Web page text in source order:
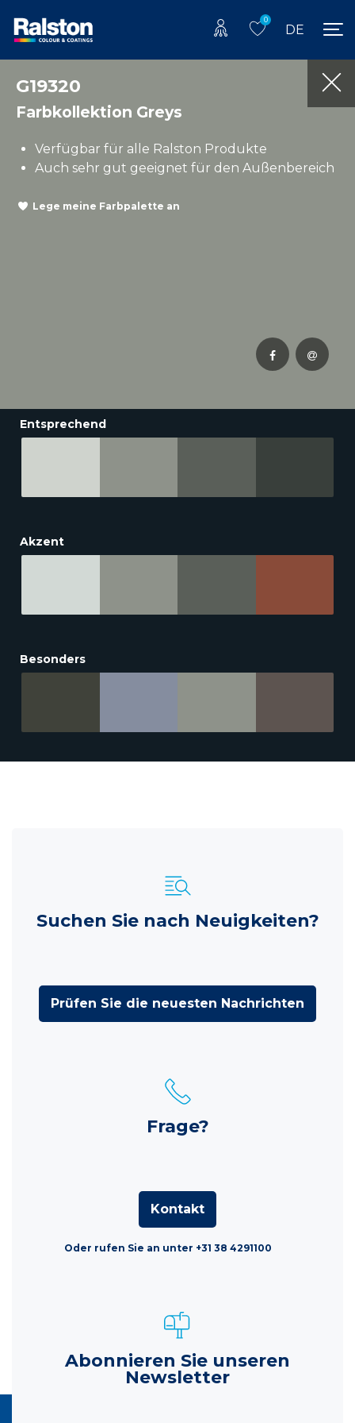
0
DE
G19320
Farbkollektion Greys
Verfügbar für alle Ralston Produkte
Auch sehr gut geeignet für den Außenbereich
Lege meine Farbpalette an
Entsprechend
Akzent
Besonders
Suchen Sie nach Neuigkeiten?
Prüfen Sie die neuesten Nachrichten
Frage?
Kontakt
Oder rufen Sie an unter +31 38 4291100
Abonnieren Sie unseren
Newsletter